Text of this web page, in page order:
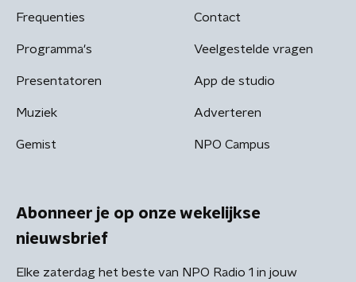
Frequenties
Programma's
Presentatoren
Muziek
Gemist
Contact
Veelgestelde vragen
App de studio
Adverteren
NPO Campus
Abonneer je op onze wekelijkse
nieuwsbrief
Elke zaterdag het beste van NPO Radio 1 in jouw